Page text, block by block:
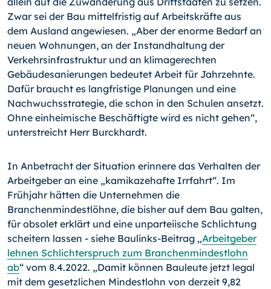
Zwar sei der Bau mittelfristig auf Arbeitskräfte aus
dem Ausland angewiesen. „Aber der enorme Bedarf an
neuen Wohnungen, an der Instandhaltung der
Verkehrsinfrastruktur und an klimagerechten
Gebäudesanierungen bedeutet Arbeit für Jahrzehnte.
Dafür braucht es langfristige Planungen und eine
Nachwuchsstrategie, die schon in den Schulen ansetzt.
Ohne einheimische Beschäftigte wird es nicht gehen“,
unterstreicht Herr Burckhardt.
In Anbetracht der Situation erinnere das Verhalten der
Arbeitgeber an eine „kamikazehafte Irrfahrt“. Im
Frühjahr hätten die Unternehmen die
Branchenmindestlöhne, die bisher auf dem Bau galten,
für obsolet erklärt und eine unparteiische Schlichtung
scheitern lassen - siehe Baulinks-Beitrag „Arbeitgeber
lehnen Schlichterspruch zum Branchenmindestlohn
ab“ vom 8.4.2022. „Damit können Bauleute jetzt legal
mit dem gesetzlichen Mindestlohn von derzeit 9,82